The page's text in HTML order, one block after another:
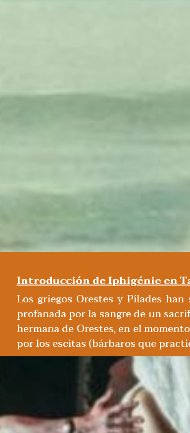
Introducción de Iphigénie en
Los griegos Orestes y Pílades
profanada por la sangre de un
hermana de Orestes, en el
por los escitas (bárbaros que